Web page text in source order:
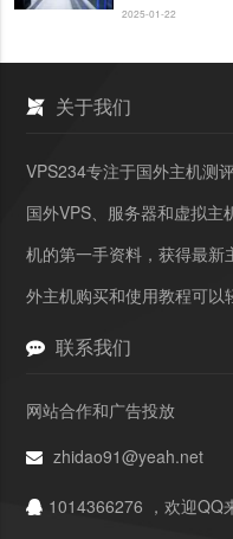
2025-01-22
关于我们
VPS234专注于国外主机测
国外VPS、服务器和虚拟主
机的第一手资料，获得最新
外主机购买和使用教程可以
联系我们
网站合作和广告投放
zhidao91@yeah.net
1014366276 ，欢迎QQ